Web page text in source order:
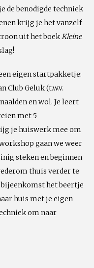
de benodigde techniek
krijg je het vanzelf
uit het boekKleine
eigen startpakketje:
Club Geluk (t.w.v.
en wol. Je leert
met 5
je huiswerk mee om
gaan we weer
steken en beginnen
thuis verder te
bijeenkomst het beertje
huis met je eigen
om naar